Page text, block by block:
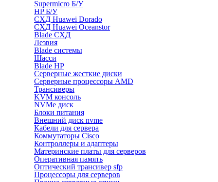
Supermicro Б/У
HP Б/У
СХД Huawei Dorado
СХД Huawei Oceanstor
Blade СХД
Лезвия
Blade системы
Шасси
Blade HP
Серверные жесткие диски
Серверные процессоры AMD
Трансиверы
KVM консоль
NVMe диск
Блоки питания
Внешний диск nvme
Кабели для сервера
Коммутаторы Cisco
Контроллеры и адаптеры
Материнские платы для серверов
Оперативная память
Оптический трансивер sfp
Процессоры для серверов